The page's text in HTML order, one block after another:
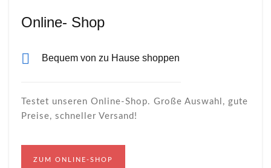
Online- Shop
Bequem von zu Hause shoppen
Testet unseren Online-Shop. Große Auswahl, gute
Preise, schneller Versand!
ZUM ONLINE-SHOP